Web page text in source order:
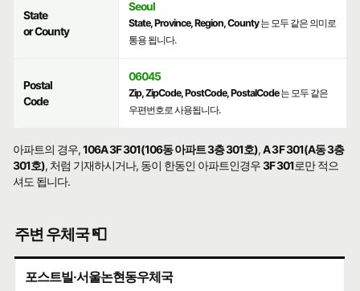
State
or County
Seoul
State, Province, Region, County는 모두 같은 의미로
통용 됩니다.
Postal
Code
06045
Zip, ZipCode, PostCode, PostalCode는 모두 같은
우편번호로 사용됩니다.
아파트의 경우,106A 3F 301(106동 아파트 3층 301호),A 3F 301(A동 3층
301호), 처럼 기재하시거나, 동이 한동인 아파트인경우3F 301로만 적으
셔도 됩니다.
주변 우체국 📮
포스트빌·서울논현동우체국